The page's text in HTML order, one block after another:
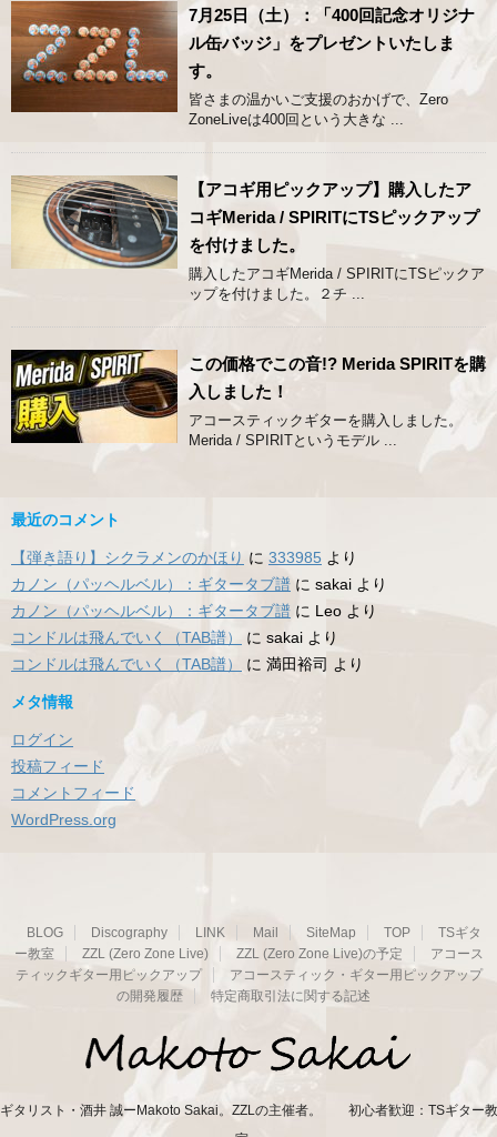
7月25日（土）：「400回記念オリジナ
ル缶バッジ」をプレゼントいたしま
す。
皆さまの温かいご支援のおかげで、Zero
ZoneLiveは400回という大きな ...
【アコギ用ピックアップ】購入したア
コギMerida / SPIRITにTSピックアップ
を付けました。
購入したアコギMerida / SPIRITにTSピックア
ップを付けました。２チ ...
この価格でこの音!? Merida SPIRITを購
入しました！
アコースティックギターを購入しました。
Merida / SPIRITというモデル ...
最近のコメント
【弾き語り】シクラメンのかほり に 333985 より
カノン（パッヘルベル）：ギタータブ譜 に sakai より
カノン（パッヘルベル）：ギタータブ譜 に Leo より
コンドルは飛んでいく（TAB譜）
に sakai より
コンドルは飛んでいく（TAB譜）
に 満田裕司 より
メタ情報
ログイン
投稿フィード
コメントフィード
WordPress.org
BLOG Discography LINK Mail SiteMap TOP
TSギタ
ー教室
ZZL (Zero Zone Live) ZZL (Zero Zone Live)の予定
アコース
ティックギター用ピックアップ
アコースティック・ギター用ピックアップ
の開発履歴
特定商取引法に関する記述
ギタリスト・酒井 誠ーMakoto Sakai。ZZLの主催者。 初心者歓迎：TSギター教